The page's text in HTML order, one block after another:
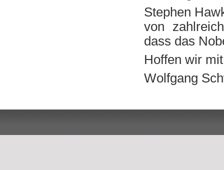
Stephen
von
dass das
Hoffen wir
Wolfgang